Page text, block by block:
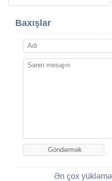
Baxışlar
Ən çox